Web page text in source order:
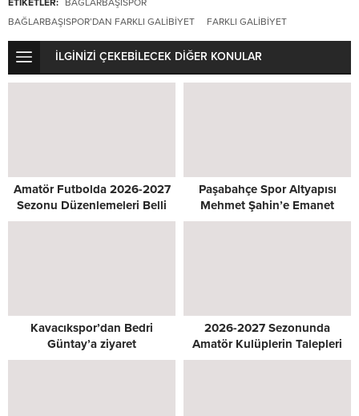
ETİKETLER:
BAĞLARBAŞISPOR
BAĞLARBAŞISPOR’DAN FARKLI GALIBIYET
FARKLI GALIBIYET
İLGİNİZİ ÇEKEBİLECEK DİĞER KONULAR
Amatör Futbolda 2026-2027
Sezonu Düzenlemeleri Belli
Oldu
Paşabahçe Spor Altyapısı
Mehmet Şahin’e Emanet
Kavacıkspor’dan Bedri
Güntay’a ziyaret
2026-2027 Sezonunda
Amatör Kulüplerin Talepleri
Masada